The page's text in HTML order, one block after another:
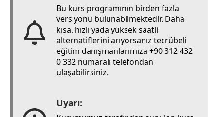
Bu kurs programının birden fazla
versiyonu bulunabilmektedir. Daha
kısa, hızlı yada yüksek saatli
alternatiflerini arıyorsanız tecrübeli
eğitim danışmanlarımıza +90 312 432
0 332 numaralı telefondan
ulaşabilirsiniz.
Uyarı: